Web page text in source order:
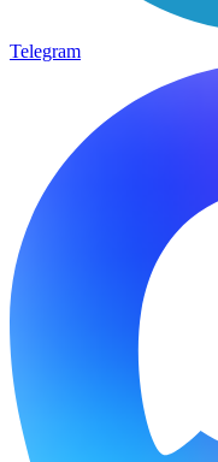
Telegram